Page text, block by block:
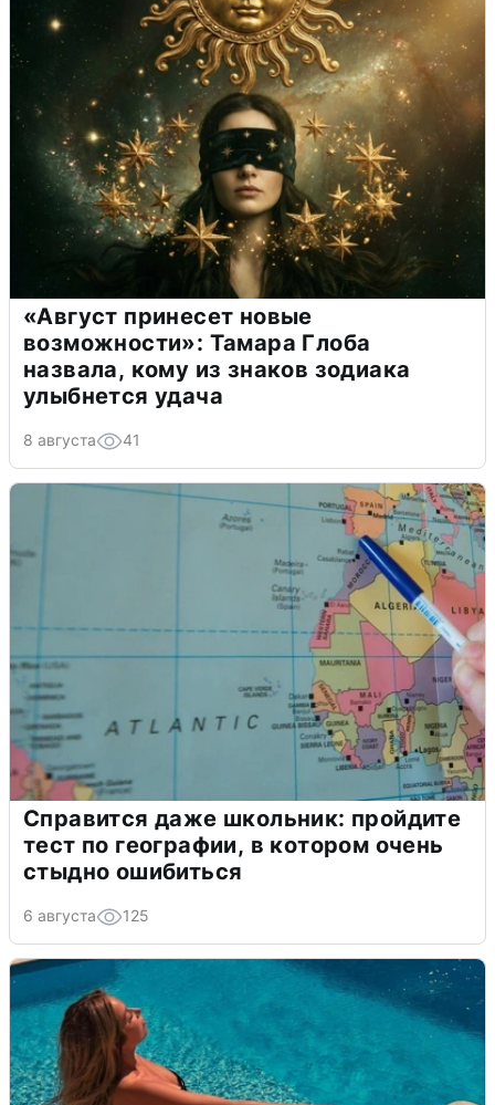
«Август принесет новые
возможности»: Тамара Глоба
назвала, кому из знаков зодиака
улыбнется удача
8 августа 41
Справится даже школьник: пройдите
тест по географии, в котором очень
стыдно ошибиться
6 августа 125